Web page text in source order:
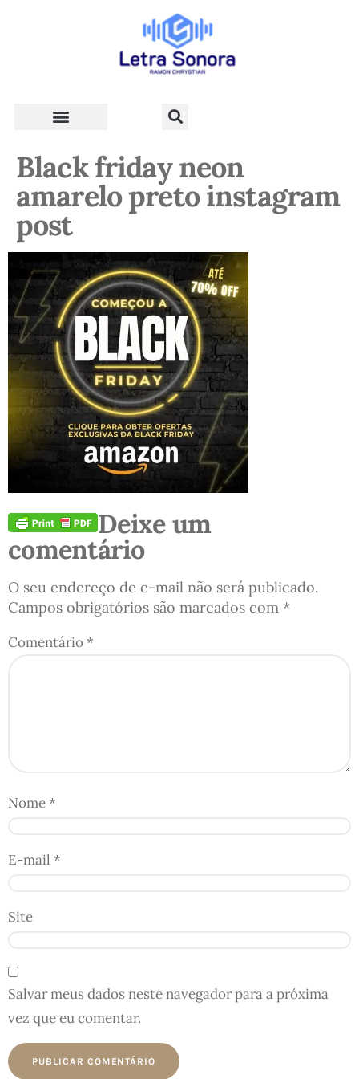
Black friday neon
amarelo preto instagram
post
Deixe um
comentário
O seu endereço de e-mail não será publicado.
Campos obrigatórios são marcados com *
Comentário*
Nome*
E-mail *
Site
Salvar meus dados neste navegador para a próxima
vez que eu comentar.